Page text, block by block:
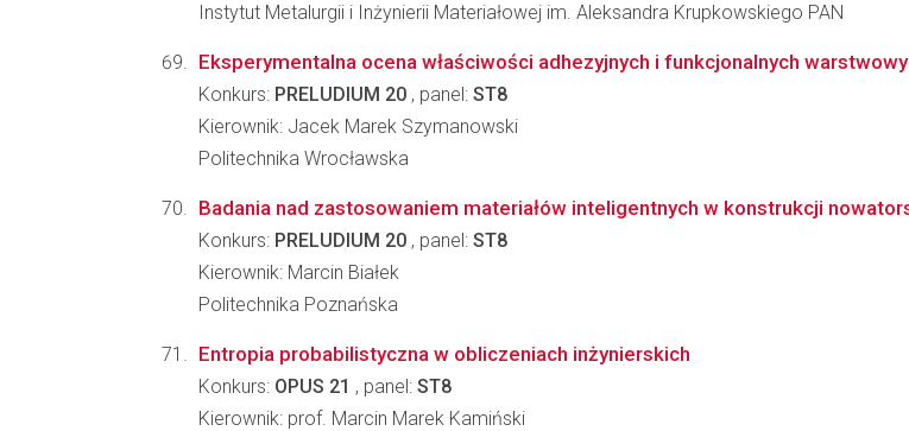
Instytut Metalurgii i Inżynierii Materiałowej im. Aleksandra Krupkowskiego PAN
Eksperymentalna ocena właściwości adhezyjnych i funkcjonalnych
Konkurs: PRELUDIUM 20 , panel: ST8
Kierownik: Jacek Marek Szymanowski
Politechnika Wrocławska
Badania nad zastosowaniem materiałów inteligentnych w konstrukcji
Konkurs: PRELUDIUM 20 , panel: ST8
Kierownik: Marcin Białek
Politechnika Poznańska
Entropia probabilistyczna w obliczeniach inżynierskich
Konkurs: OPUS 21 , panel: ST8
Kierownik: prof. Marcin Marek Kamiński